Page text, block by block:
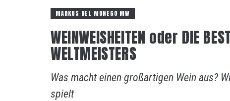
MARKUS DEL MONEGO MW
WEINWEISHEITEN oder DIE
WELTMEISTERS
Was macht einen großartigen Wein aus?
spielt